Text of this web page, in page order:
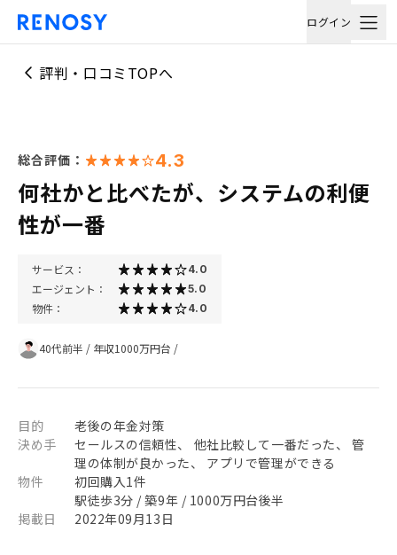
ログイン
評判・口コミTOPへ
総合評価： 4.3
何社かと比べたが、システムの利便
性が一番
サービス： 4.0
エージェント： 5.0
物件： 4.0
40代前半 / 年収1000万円台 /
目的
老後の年金対策
決め手
セールスの信頼性、 他社比較して一番だった、 管
理の体制が良かった、 アプリで管理ができる
物件
初回購入1件
駅徒歩3分 / 築9年 / 1000万円台後半
掲載日
2022年09月13日